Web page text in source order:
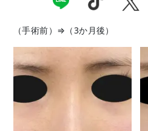
（手術前）⇒（3か月後）